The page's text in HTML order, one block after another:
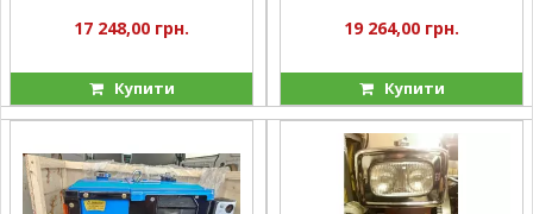
17 248,00 грн.
Купити
19 264,00 грн.
Купити